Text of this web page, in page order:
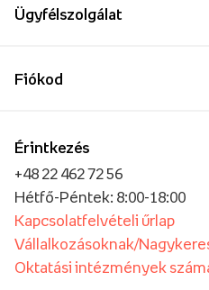
Ügyfélszolgálat
Érintkezés
+48 22 462 72 56
Hétfő-Péntek: 8:00-18:00
Kapcsolatfelvételi űrlap
Vállalkozásoknak/
Oktatási intézmények
Fiókod